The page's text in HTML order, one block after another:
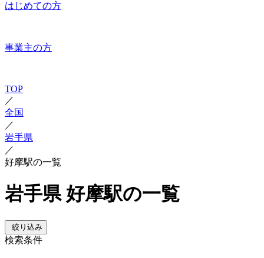
はじめての方
事業主の方
TOP
／
全国
／
岩手県
／
好摩駅の一覧
岩手県 好摩駅の一覧
絞り込み
検索条件